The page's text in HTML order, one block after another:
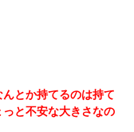
んとか持てるのは持て
と不安な大きさなの